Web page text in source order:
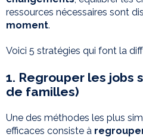
ressources nécessaires sont
moment.
Voici 5 stratégies qui font la
1. Regrouper les jobs
de familles)
Une des méthodes les plus
efficaces consiste à